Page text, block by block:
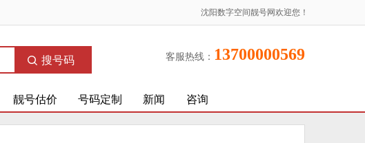
沈阳数字空间靓号网欢迎您！
搜号码 客服热线： 13700000569
靓号估价 号码定制 新闻 咨询